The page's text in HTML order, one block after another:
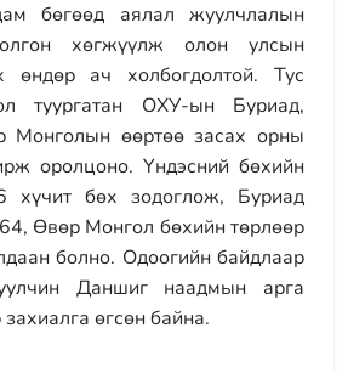
бөгөөд аялал жуулчлалын
хөгжүүлж олон улсын
өндөр ач холбогдолтой. Тус
туургатан ОХУ-ын Буриад,
өөртөө засах орны
оролцоно. Үндэсний бөхийн
хүчит бөх зодоглож, Буриад
Өвөр Монгол бөхийн төрлөөр
болно. Одоогийн байдлаар
Даншиг наадмын арга
өгсөн байна.